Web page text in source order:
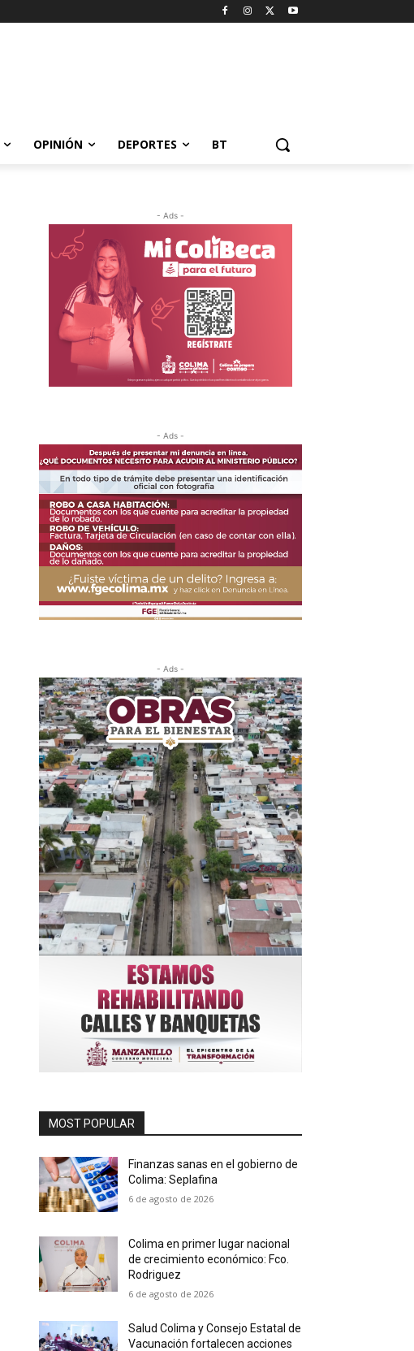
OPINIÓN DEPORTES BT
- Ads -
- Ads -
- Ads -
MOST POPULAR
Finanzas sanas en el gobierno de
Colima: Seplafina
6 de agosto de 2026
Colima en primer lugar nacional
de crecimiento económico: Fco.
Rodriguez
6 de agosto de 2026
Salud Colima y Consejo Estatal de
Vacunación fortalecen acciones